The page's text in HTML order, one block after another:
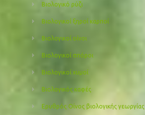
Βιολογικό ρύζι
Βιολογικοί ξηροί καρποί
Βιολογικοί οίνοι
Βιολογικοί σπόροι
Βιολογικοί χυμοί
Βιολογικός καφές
Ερυθρός Οίνος βιολογικής γεωργίας